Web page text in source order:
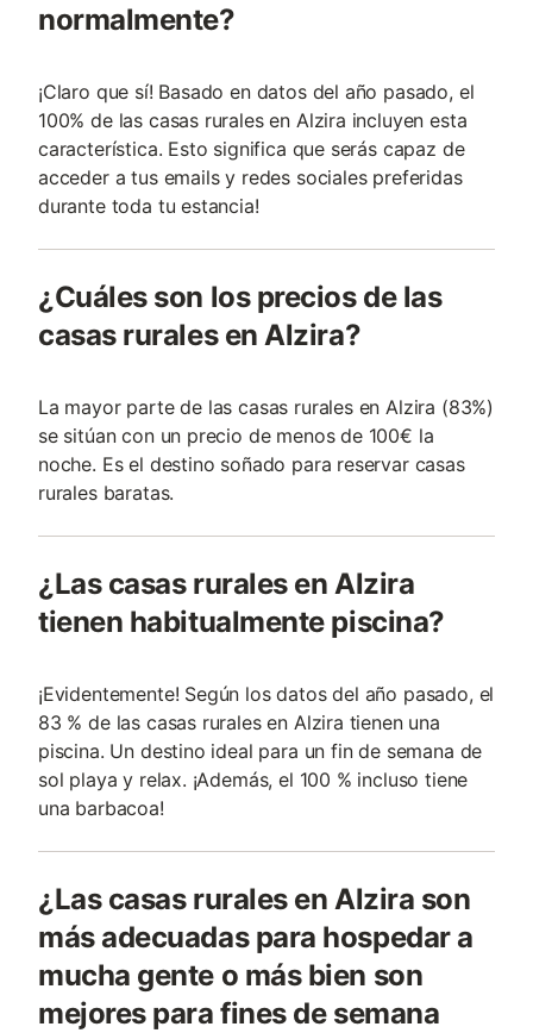
normalmente?
¡Claro que sí! Basado en datos del año pasado, el
100% de las casas rurales en Alzira incluyen esta
característica. Esto significa que serás capaz de
acceder a tus emails y redes sociales preferidas
durante toda tu estancia!
¿Cuáles son los precios de las
casas rurales en Alzira?
La mayor parte de las casas rurales en Alzira (83%)
se sitúan con un precio de menos de 100€ la
noche. Es el destino soñado para reservar casas
rurales baratas.
¿Las casas rurales en Alzira
tienen habitualmente piscina?
¡Evidentemente! Según los datos del año pasado, el
83 % de las casas rurales en Alzira tienen una
piscina. Un destino ideal para un fin de semana de
sol playa y relax. ¡Además, el 100 % incluso tiene
una barbacoa!
¿Las casas rurales en Alzira son
más adecuadas para hospedar a
mucha gente o más bien son
mejores para fines de semana